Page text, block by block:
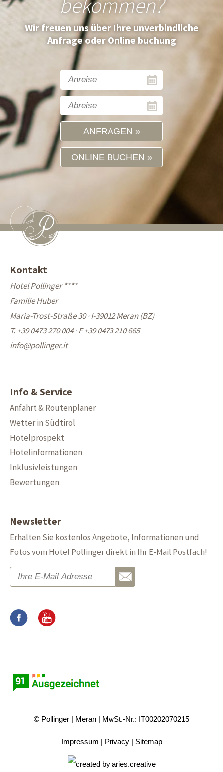
bekommen?
Wir freuen uns über Ihre unverbindliche
Anfrage oder Online buchung
ANFRAGEN
ONLINE BUCHEN
Kontakt
Hotel Pollinger ****
Familie Huber
Maria-Trost-Straße 30 · I-39012 Meran (BZ)
T. +39 0473 270 004·F +39 0473 210 665
info@pollinger.it
Info & Service
Anfahrt & Routenplaner
Wetter in Südtirol
Hotelprospekt
Hotelinformationen
Inklusivleistungen
Bewertungen
Newsletter
Erhalten Sie kostenlos Angebote, Informationen und
Fotos vom Hotel Pollinger direkt in Ihr E-Mail Postfach!
© Pollinger Meran MwSt.-Nr.: IT00202070215
Impressum Privacy Sitemap